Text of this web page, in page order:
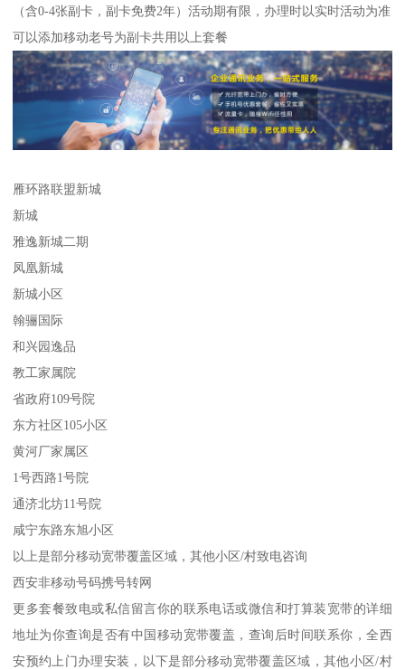
（含0-4张副卡，副卡免费2年）活动期有限，办理时以实时活动为准
可以添加移动老号为副卡共用以上套餐
雁环路联盟新城
新城
雅逸新城二期
凤凰新城
新城小区
翰骊国际
和兴园逸品
教工家属院
省政府109号院
东方社区105小区
黄河厂家属区
1号西路1号院
通济北坊11号院
咸宁东路东旭小区
以上是部分移动宽带覆盖区域，其他小区/村致电咨询
西安非移动号码携号转网
更多套餐致电或私信留言你的联系电话或微信和打算装宽带的详细
地址为你查询是否有中国移动宽带覆盖，查询后时间联系你，全西
安预约上门办理安装，以下是部分移动宽带覆盖区域，其他小区/村